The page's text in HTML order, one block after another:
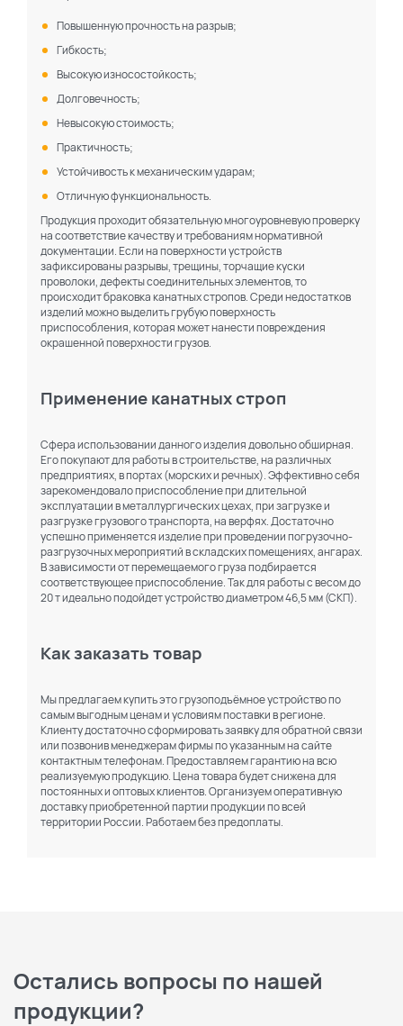
Повышенную прочность на разрыв;
Гибкость;
Высокую износостойкость;
Долговечность;
Невысокую стоимость;
Практичность;
Устойчивость к механическим ударам;
Отличную функциональность.
Продукция проходит обязательную многоуровневую проверку
на соответствие качеству и требованиям нормативной
документации. Если на поверхности устройств
зафиксированы разрывы, трещины, торчащие куски
проволоки, дефекты соединительных элементов, то
происходит браковка канатных стропов. Среди недостатков
изделий можно выделить грубую поверхность
приспособления, которая может нанести повреждения
окрашенной поверхности грузов.
Применение канатных строп
Сфера использовании данного изделия довольно обширная.
Его покупают для работы в строительстве, на различных
предприятиях, в портах (морских и речных). Эффективно себя
зарекомендовало приспособление при длительной
эксплуатации в металлургических цехах, при загрузке и
разгрузке грузового транспорта, на верфях. Достаточно
успешно применяется изделие при проведении погрузочно-
разгрузочных мероприятий в складских помещениях, ангарах.
В зависимости от перемещаемого груза подбирается
соответствующее приспособление. Так для работы с весом до
20 т идеально подойдет устройство диаметром 46,5 мм (СКП).
Как заказать товар
Мы предлагаем купить это грузоподъёмное устройство по
самым выгодным ценам и условиям поставки в регионе.
Клиенту достаточно сформировать заявку для обратной связи
или позвонив менеджерам фирмы по указанным на сайте
контактным телефонам. Предоставляем гарантию на всю
реализуемую продукцию. Цена товара будет снижена для
постоянных и оптовых клиентов. Организуем оперативную
доставку приобретенной партии продукции по всей
территории России. Работаем без предоплаты.
Остались вопросы по нашей
продукции?